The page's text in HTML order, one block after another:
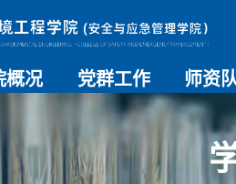
概况 党群工作 师资
师资总
导师名
教师简